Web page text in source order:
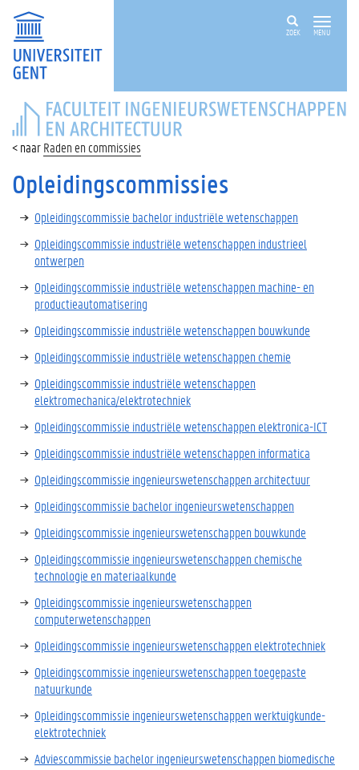
ZOEK MENU
FACULTEIT
INGENIEURSWETENSCHAPPEN
EN
ARCHITECTUUR
Raden en commissies
Opleidingscommissies
Opleidingscommissie bachelor industriële wetenschappen
Opleidingscommissie industriële wetenschappen industrieel
ontwerpen
Opleidingscommissie industriële wetenschappen machine- en
productieautomatisering
Opleidingscommissie industriële wetenschappen bouwkunde
Opleidingscommissie industriële wetenschappen chemie
Opleidingscommissie industriële wetenschappen
elektromechanica/elektrotechniek
Opleidingscommissie industriële wetenschappen elektronica-ICT
Opleidingscommissie industriële wetenschappen informatica
Opleidingscommissie ingenieurswetenschappen architectuur
Opleidingscommissie bachelor ingenieurswetenschappen
Opleidingscommissie ingenieurswetenschappen bouwkunde
Opleidingscommissie ingenieurswetenschappen chemische
technologie en materiaalkunde
Opleidingscommissie ingenieurswetenschappen
computerwetenschappen
Opleidingscommissie ingenieurswetenschappen elektrotechniek
Opleidingscommissie ingenieurswetenschappen toegepaste
natuurkunde
Opleidingscommissie ingenieurswetenschappen werktuigkunde-
elektrotechniek
Adviescommissie bachelor ingenieurswetenschappen biomedische